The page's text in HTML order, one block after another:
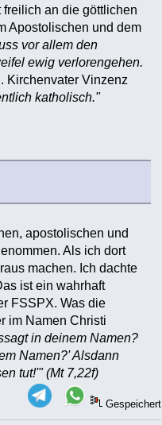
an die göttlichen
Apostolischen und dem
vor allem den
ewig verlorengehen.
Kirchenvater Vinzenz
katholisch."
apostolischen und
Als ich dort
machen. Ich dachte
ist ein wahrhaft
FSSPX. Was die
im Namen Christi
in deinem Namen?
Namen?' Alsdann
tut!'" (Mt 7,22f)
Gespeichert